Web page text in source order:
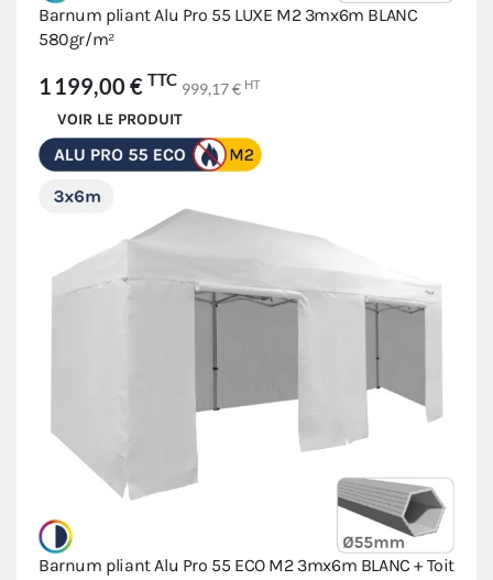
Barnum pliant Alu Pro 55 LUXE M2 3mx6m BLANC
580gr/m²
1 199,00 € TTC 999,17 € HT
VOIR LE PRODUIT
Barnum pliant Alu Pro 55 ECO M2 3mx6m BLANC + Toit